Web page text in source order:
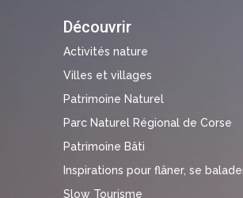
Découvrir
Activités nature
Villes et villages
Patrimoine Naturel
Parc Naturel Régional de Corse
Patrimoine Bâti
Inspirations pour flâner, se
Slow Tourisme